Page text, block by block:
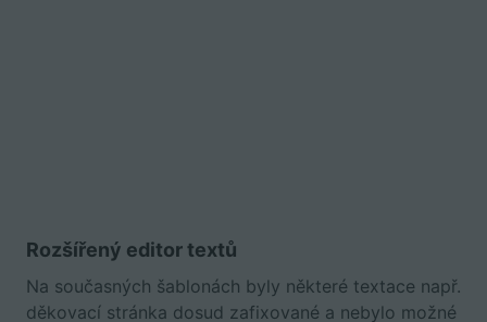
Rozšířený editor textů
Na současných šablonách byly některé textace např.
děkovací stránka dosud zafixované a nebylo možné